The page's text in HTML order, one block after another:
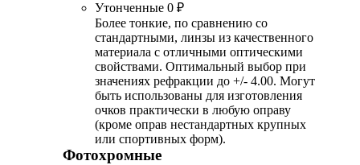
Утонченные 0 ₽
Более тонкие, по сравнению со
стандартными, линзы из качественного
материала с отличными оптическими
свойствами. Оптимальный выбор при
значениях рефракции до +/- 4.00. Могут
быть использованы для изготовления
очков практически в любую оправу
(кроме оправ нестандартных крупных
или спортивных форм).
Фотохромные